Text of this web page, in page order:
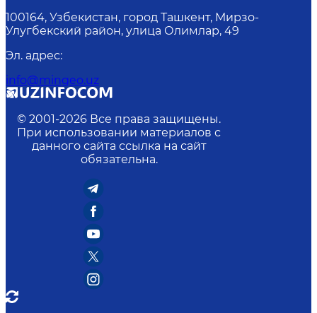
100164, Узбекистан, город Ташкент, Мирзо-
Улугбекский район, улица Олимлар, 49
Эл. адрес:
info@mingeo.uz
© 2001-2026 Все права защищены.
При использовании материалов с
данного сайта ссылка на сайт
обязательна.